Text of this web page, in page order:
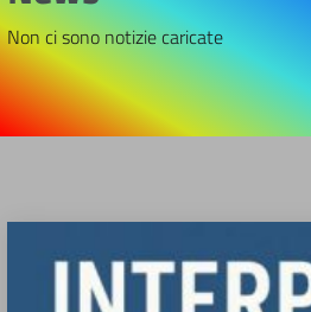
Non ci sono notizie caricate